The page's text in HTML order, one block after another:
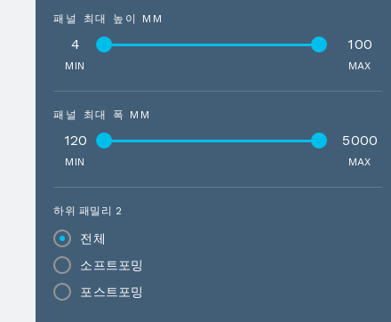
패널 최대 높이 MM
4 100
MIN MAX
패널 최대 폭 MM
120 5000
MIN MAX
하위 패밀리 2
전체
소프트포밍
포스트포밍